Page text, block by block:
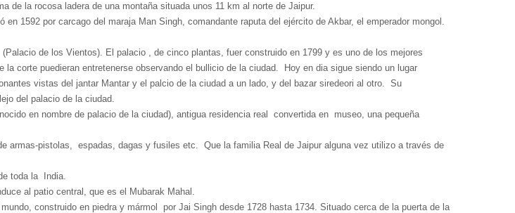
de la rocosa ladera de una montaña situada unos 11 km al norte de Jaipur.
1592 por carcago del maraja Man Singh, comandante raputa del ejército de Akbar, el emperador mongol.
de los Vientos). El palacio , de cinco plantas, fuer construido en 1799 y es uno de los mejores
corte puedieran entretenerse observando el bullicio de la ciudad. Hoy en dia sigue siendo un lugar
vistas del jantar Mantar y el palcio de la ciudad a un lado, y del bazar siredeori al otro. Su
del palacio de la ciudad.
en nombre de palacio de la ciudad), antigua residencia real convertida en museo, una pequeña
pistolas, espadas, dagas y fusiles etc. Que la familia Real de Jaipur alguna vez utilizo a través de
toda la India.
al patio central, que es el Mubarak Mahal.
construido en piedra y mármol por Jai Singh desde 1728 hasta 1734. Situado cerca de la puerta de la